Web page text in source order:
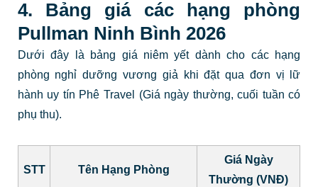
4. Bảng giá các hạng phòng
Pullman Ninh Bình 2026
Dưới đây là bảng giá niêm yết dành cho các hạng
phòng nghỉ dưỡng vương giả khi đặt qua đơn vị lữ
hành uy tín Phê Travel (Giá ngày thường, cuối tuần có
phụ thu).
STT Tên Hạng Phòng
Giá Ngày
Thường (VNĐ)